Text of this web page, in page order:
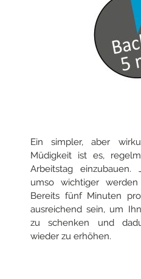
Ein simpler, aber
Müdigkeit ist es,
Arbeitstag
umso wichtiger
Bereits fünf Minuten
ausreichend sein, um
zu schenken und
wieder zu erhöhen.